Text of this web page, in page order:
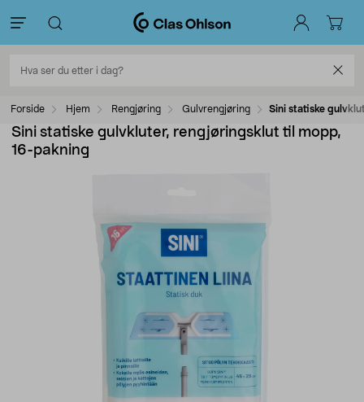
Forside Hjem Rengjøring Gulvrengjøring Sini statiske
Sini statiske gulvkluter, rengjøringsklut til mopp,
16-pakning